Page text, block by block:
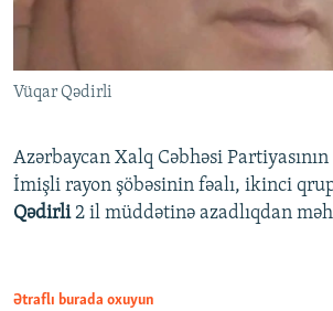
Vüqar Qədirli
Azərbaycan Xalq Cəbhəsi
İmişli rayon şöbəsinin fəalı, ikinci
Qədirli2 il müddətinə azadlıqdan
Ətraflı burada oxuyun